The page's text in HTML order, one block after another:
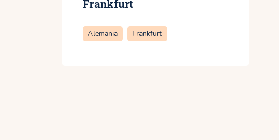
Frankfurt
Categorías
Alemania Frankfurt